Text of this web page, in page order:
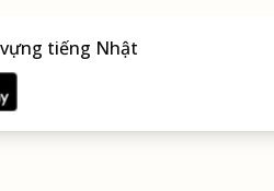
tiếng Nhật